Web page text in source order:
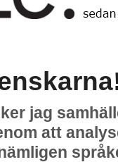
jag
att